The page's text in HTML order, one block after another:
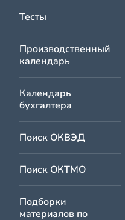
Тесты
Производственный
календарь
Календарь
бухгалтера
Поиск ОКВЭД
Поиск ОКТМО
Подборки
материалов по